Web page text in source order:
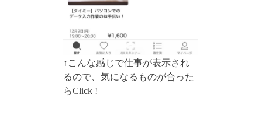
↑こんな感じで仕事が表示され
るので、気になるものが合った
らClick !